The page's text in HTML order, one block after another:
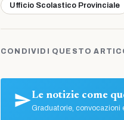
Ufficio Scolastico Provinciale
CONDIVIDI QUESTO
Le notizie come
Graduatorie, convocazioni